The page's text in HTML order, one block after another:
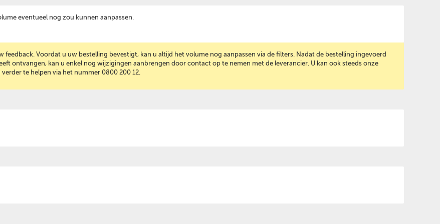
eventueel nog zou kunnen aanpassen.
feedback. Voordat u uw bestelling bevestigt, kan u altijd het volume nog aanpassen via de filters. Nadat de bestelling ingevoerd
ontvangen, kan u enkel nog wijzigingen aanbrengen door contact op te nemen met de leverancier. U kan ook steeds onze
te helpen via het nummer 0800 200 12.